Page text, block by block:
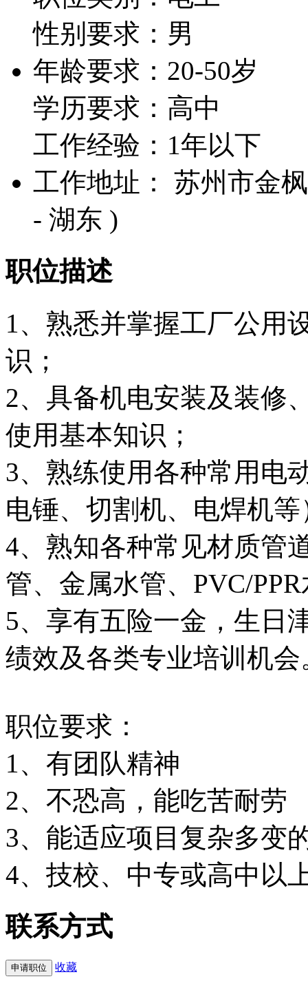
性别要求：男
年龄要求：20-50岁
学历要求：高中
工作经验：1年以下
工作地址： 苏州市金
- 湖东 )
职位描述
1、熟悉并掌握工厂公用
识；
2、具备机电安装及装修
使用基本知识；
3、熟练使用各种常用电
电锤、切割机、电焊机等
4、熟知各种常见材质管
管、金属水管、PVC/
5、享有五险一金，生日
绩效及各类专业培训机会
职位要求：
1、有团队精神
2、不恐高，能吃苦耐劳
3、能适应项目复杂多变
4、技校、中专或高中以
联系方式
收藏